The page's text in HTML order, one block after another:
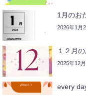
1月のお
2026年1月
１２月
2025年12
every